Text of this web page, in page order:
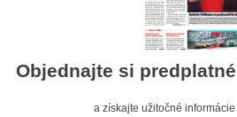
Objednajte si
a získajte užitočné